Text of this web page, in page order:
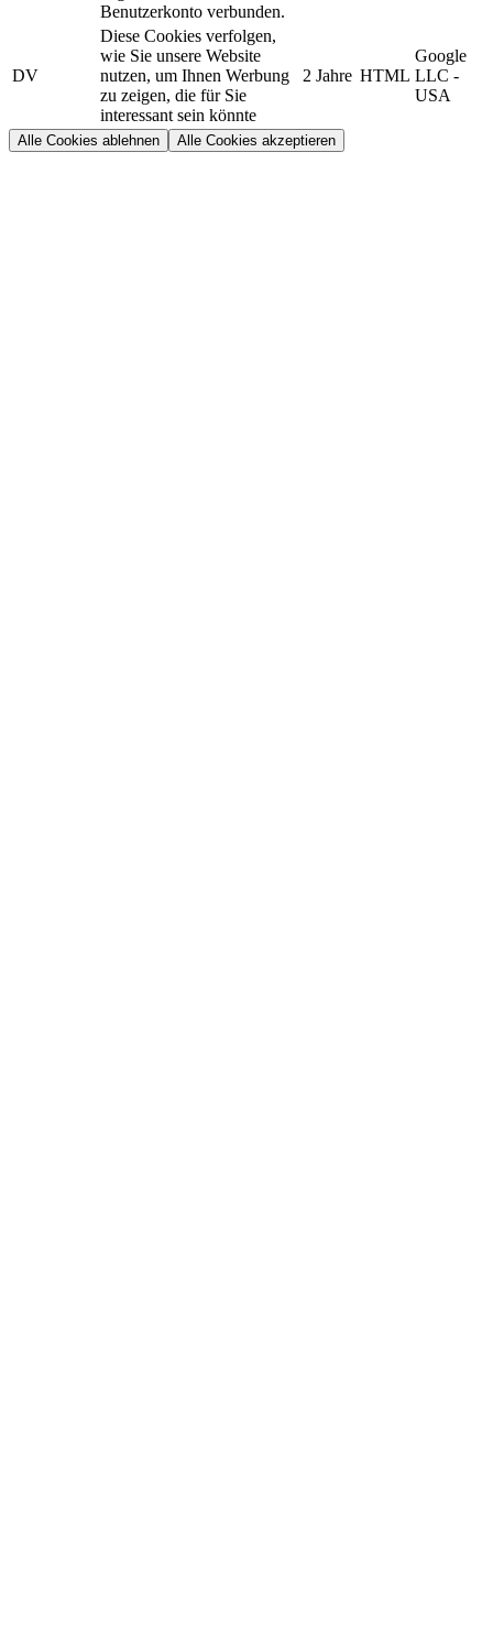
Benutzerkonto verbunden.
DV
Diese Cookies verfolgen,
wie Sie unsere Website
nutzen, um Ihnen Werbung
zu zeigen, die für Sie
interessant sein könnte
2 Jahre HTML
Google
LLC -
USA
Alle Cookies ablehnen Alle Cookies akzeptieren